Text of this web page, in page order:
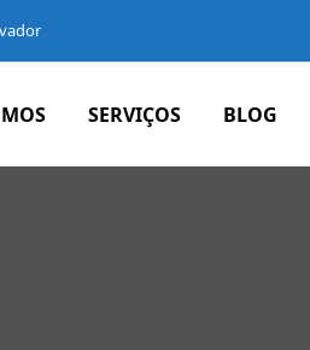
SERVIÇOS BLOG